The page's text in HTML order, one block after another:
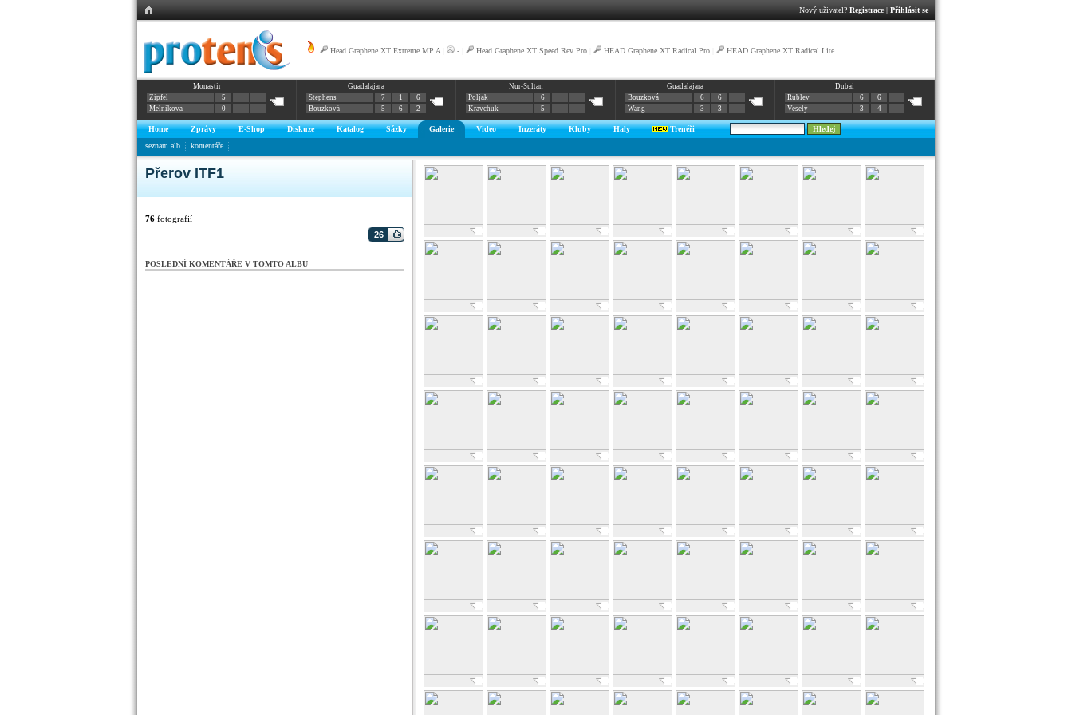
Nový uživatel? Registrace| Přihlásit se
Head Graphene XT Extreme MP A - Head Graphene XT Speed Rev Pro HEAD Graphene XT Radical Pro HEAD Graphene XT Radical Lite
Monastir
Zipfel
5
Melnikova
0
Guadalajara
Stephens
7 1
6
Bouzková
5 6 2
Nur-Sultan
Poljak
6
Kravchuk
5
Guadalajara
Bouzková
6
6
Wang
3 3
Dubai
Rublev
6
6
Veselý
3 4
Home Zprávy E-Shop Diskuze Katalog Sázky Galerie Video Inzeráty Kluby Haly
Trenéři
seznam alb
komentáře
Přerov ITF1
76 fotografií
26
POSLEDNÍ KOMENTÁŘE V TOMTO ALBU